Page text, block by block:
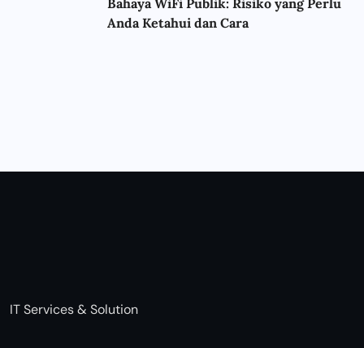
Bahaya WiFi Publik: Risiko yang Perlu
Anda Ketahui dan Cara
IT Services & Solution